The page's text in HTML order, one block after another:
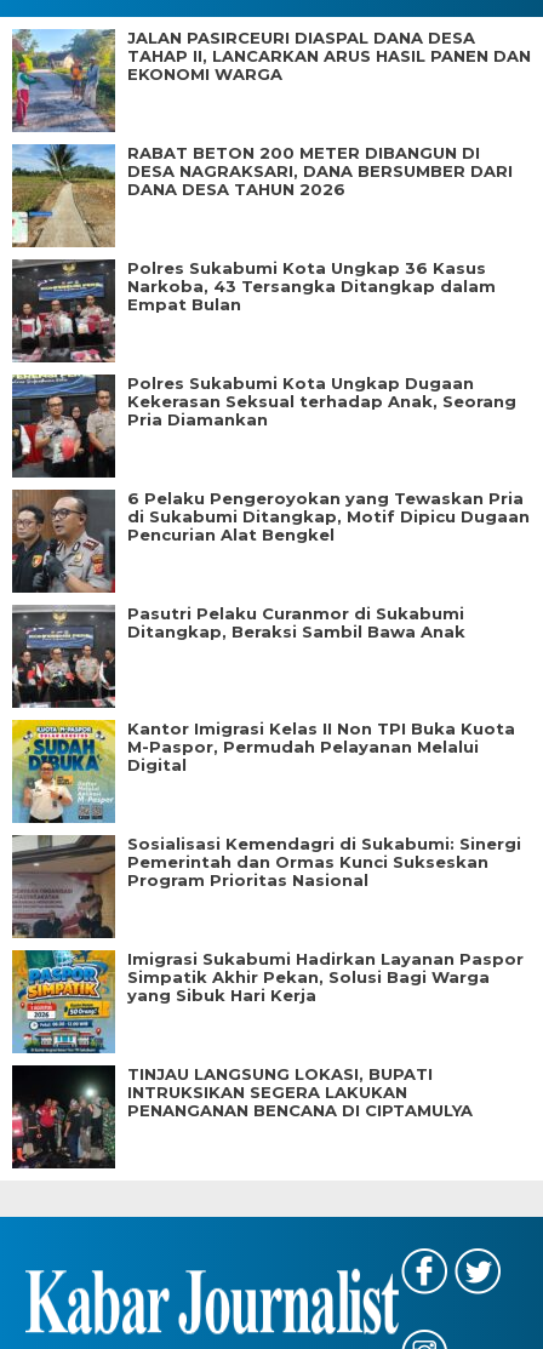
JALAN PASIRCEURI DIASPAL DANA DESA
TAHAP II, LANCARKAN ARUS HASIL PANEN DAN
EKONOMI WARGA
RABAT BETON 200 METER DIBANGUN DI
DESA NAGRAKSARI, DANA BERSUMBER DARI
DANA DESA TAHUN 2026
Polres Sukabumi Kota Ungkap 36 Kasus
Narkoba, 43 Tersangka Ditangkap dalam
Empat Bulan
Polres Sukabumi Kota Ungkap Dugaan
Kekerasan Seksual terhadap Anak, Seorang
Pria Diamankan
6 Pelaku Pengeroyokan yang Tewaskan Pria
di Sukabumi Ditangkap, Motif Dipicu Dugaan
Pencurian Alat Bengkel
Pasutri Pelaku Curanmor di Sukabumi
Ditangkap, Beraksi Sambil Bawa Anak
Kantor Imigrasi Kelas II Non TPI Buka Kuota
M-Paspor, Permudah Pelayanan Melalui
Digital
Sosialisasi Kemendagri di Sukabumi: Sinergi
Pemerintah dan Ormas Kunci Sukseskan
Program Prioritas Nasional
Imigrasi Sukabumi Hadirkan Layanan Paspor
Simpatik Akhir Pekan, Solusi Bagi Warga
yang Sibuk Hari Kerja
TINJAU LANGSUNG LOKASI, BUPATI
INTRUKSIKAN SEGERA LAKUKAN
PENANGANAN BENCANA DI CIPTAMULYA